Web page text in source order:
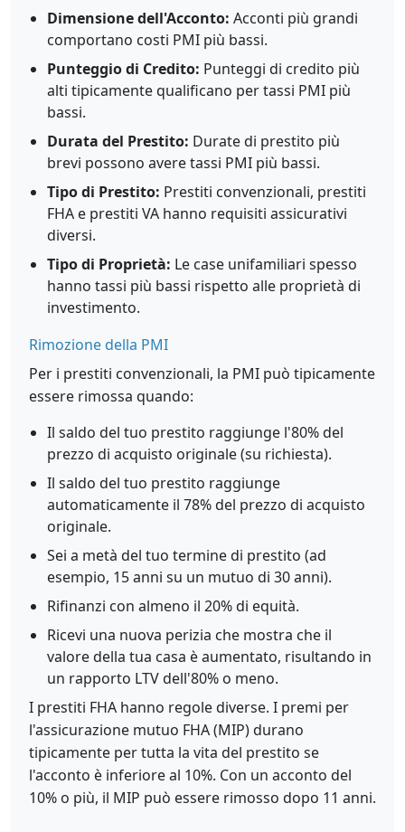
Dimensione dell'Acconto: Acconti più grandi
comportano costi PMI più bassi.
Punteggio di Credito: Punteggi di credito più
alti tipicamente qualificano per tassi PMI più
bassi.
Durata del Prestito: Durate di prestito più
brevi possono avere tassi PMI più bassi.
Tipo di Prestito: Prestiti convenzionali, prestiti
FHA e prestiti VA hanno requisiti assicurativi
diversi.
Tipo di Proprietà: Le case unifamiliari spesso
hanno tassi più bassi rispetto alle proprietà di
investimento.
Rimozione della PMI
Per i prestiti convenzionali, la PMI può tipicamente
essere rimossa quando:
Il saldo del tuo prestito raggiunge l'80% del
prezzo di acquisto originale (su richiesta).
Il saldo del tuo prestito raggiunge
automaticamente il 78% del prezzo di acquisto
originale.
Sei a metà del tuo termine di prestito (ad
esempio, 15 anni su un mutuo di 30 anni).
Rifinanzi con almeno il 20% di equità.
Ricevi una nuova perizia che mostra che il
valore della tua casa è aumentato, risultando in
un rapporto LTV dell'80% o meno.
I prestiti FHA hanno regole diverse. I premi per
l'assicurazione mutuo FHA (MIP) durano
tipicamente per tutta la vita del prestito se
l'acconto è inferiore al 10%. Con un acconto del
10% o più, il MIP può essere rimosso dopo 11 anni.